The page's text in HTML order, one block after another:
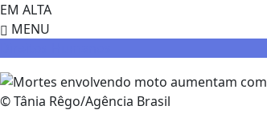
EM ALTA
MENU
© Tânia Rêgo/Agência Brasil